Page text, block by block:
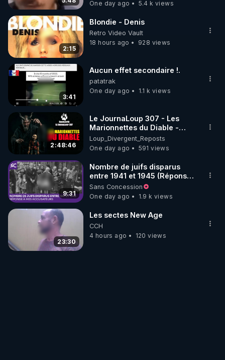
code : REGENERE10
▶ 30 jours gratuit sur l’application de méditation et
de bien-être ENVOL :
Rendez-vous sur https://www.envol.app/code
le code : REGENERE
One day ago 5.4 k views
2:15
Blondie - Denis
Retro Video Vault
18 hours ago
928 views
3:41
Aucun effet secondaire !.
patatrak
One day ago
1.1 k views
2:48:46
Le JournaLoup 307 - Les
Marionnettes du Diable -
Loup Divergent 2026.08.07
Loup_Divergent_Reposts
One day ago
591 views
9:31
Nombre de juifs disparus
entre 1941 et 1945 (Réponse
à mes accusateurs)
Sans Concession
One day ago
1.9 k views
23:30
Les sectes New Age
CCH
4 hours ago
120 views